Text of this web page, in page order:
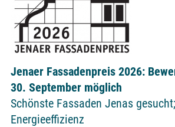
Jenaer Fassadenpreis 2026:
30. September möglich
Schönste Fassaden Jenas
Energieeffizienz